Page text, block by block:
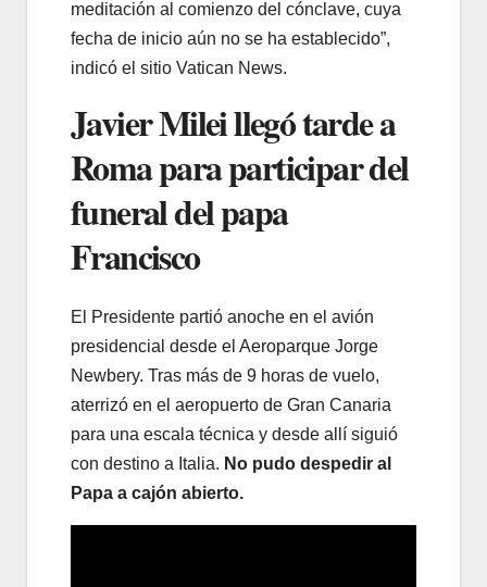
meditación al comienzo del cónclave, cuya
fecha de inicio aún no se ha establecido”,
indicó el sitio Vatican News.
Javier Milei llegó tarde a
Roma para participar del
funeral del papa
Francisco
El Presidente partió anoche en el avión
presidencial desde el Aeroparque Jorge
Newbery. Tras más de 9 horas de vuelo,
aterrizó en el aeropuerto de Gran Canaria
para una escala técnica y desde allí siguió
con destino a Italia. No pudo despedir al
Papa a cajón abierto.